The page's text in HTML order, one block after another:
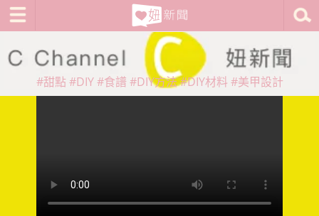
#甜點 #DIY #食譜 #DIY方法#DIY材料 #美甲設計